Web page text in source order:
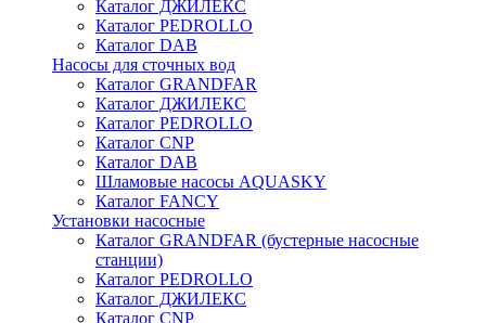
Каталог ДЖИЛЕКС
Каталог PEDROLLO
Каталог DAB
Насосы для сточных вод
Каталог GRANDFAR
Каталог ДЖИЛЕКС
Каталог PEDROLLO
Каталог CNP
Каталог DAB
Шламовые насосы AQUASKY
Каталог FANCY
Установки насосные
Каталог GRANDFAR (бустерные насосные
станции)
Каталог PEDROLLO
Каталог ДЖИЛЕКС
Каталог CNP